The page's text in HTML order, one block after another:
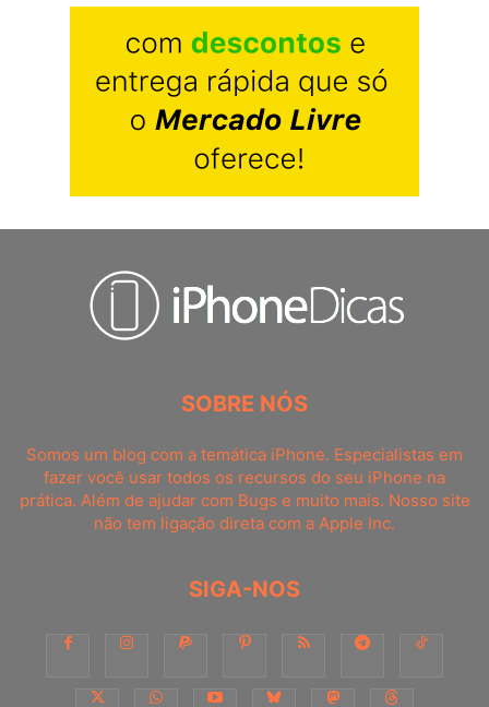
SOBRE NÓS
Somos um blog com a temática iPhone. Especialistas em
fazer você usar todos os recursos do seu iPhone na
prática. Além de ajudar com Bugs e muito mais. Nosso site
não tem ligação direta com a Apple Inc.
SIGA-NOS